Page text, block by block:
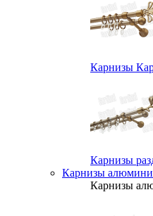
Карнизы
Карнизы
Карнизы
Карнизы